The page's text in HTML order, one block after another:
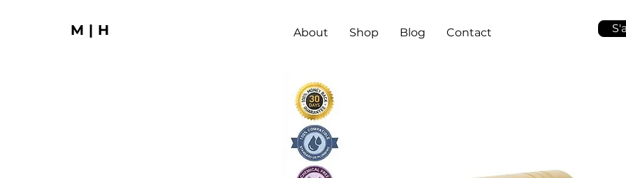
M|H About Shop Blog Contact